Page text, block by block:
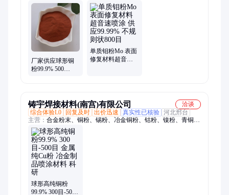
化剂、毛毡条、锂电池、锡铋粉、硅铁块、解铌粉、铝青铜、合
金粉、钼铁块、锗粉末、镍包铜、镍靶材、氧化锗、氧化锆、钴
基粉、导热粉、细钒粉、纯银粉、锡半球
厂家供应球形铜
粉99.9% 500
单质钼粉Mo 表面
修复材料超音速
铸宇焊接材料(南宫)有限公司
洽谈
综合体验L0
回复及时 出价迅速 真实性已核验 河北邢台
主营： 合金粉末、铜粉、锡粉、冶金铜粉、钴粉、镍粉、青铜
粉、纯铜粉、球形铜粉、10钴4铬86碳化钨、12钴88碳化钨、铬
粉、钼粉、铁粉、球形铁粉、白铜粉、黄铜粉、黄铜屑、镍基合
金粉、镍60A、镍加钨合金粉、铋粉、氧化铋、钨粉、碳化钨、
碳化铬
球形高纯铜粉
99.9% 300目-500